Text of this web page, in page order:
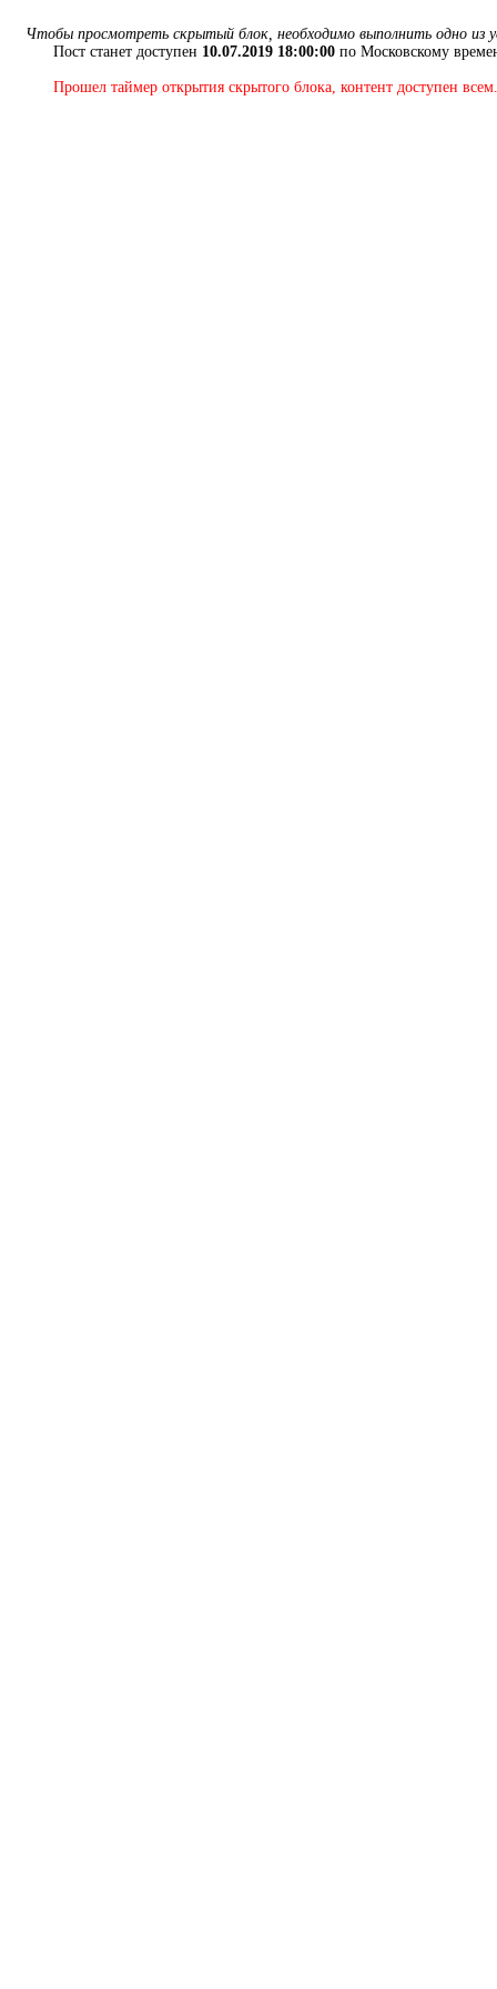
Чтобы просмотреть скрытый блок, необходимо выполнить одно из
Пост станет доступен 10.07.2019 18:00:00 по Московскому
Прошел таймер открытия скрытого блока, контент доступен всем.